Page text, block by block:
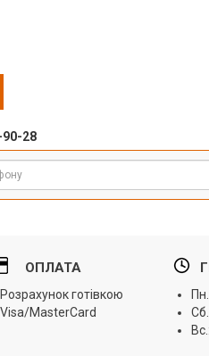
90-28
ОПЛАТА
Розрахунок готівкою
Visa/MasterCard